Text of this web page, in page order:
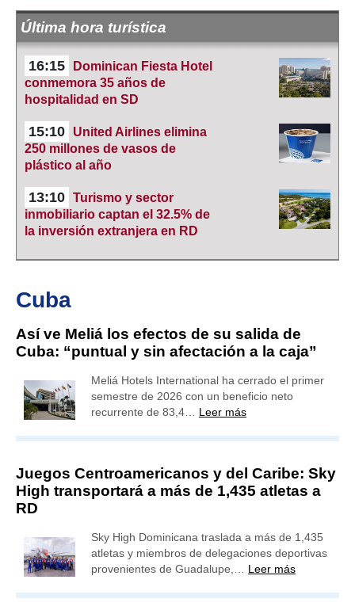
Última hora turística
16:15
Dominican Fiesta Hotel
conmemora 35 años de
hospitalidad en SD
15:10
United Airlines elimina
250 millones de vasos de
plástico al año
13:10 Turismo y sector
inmobiliario captan el 32.5% de
la inversión extranjera en RD
Cuba
Así ve Meliá los efectos de su salida de
Cuba: “puntual y sin afectación a la caja”
Meliá Hotels International ha cerrado el primer
semestre de 2026 con un beneficio neto
recurrente de 83,4… Leer más
Juegos Centroamericanos y del Caribe: Sky
High transportará a más de 1,435 atletas a
RD
Sky High Dominicana traslada a más de 1,435
atletas y miembros de delegaciones deportivas
provenientes de Guadalupe,… Leer más